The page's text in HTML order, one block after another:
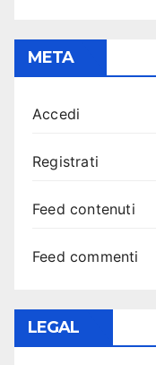
META
Accedi
Registrati
Feed contenuti
Feed commenti
LEGAL